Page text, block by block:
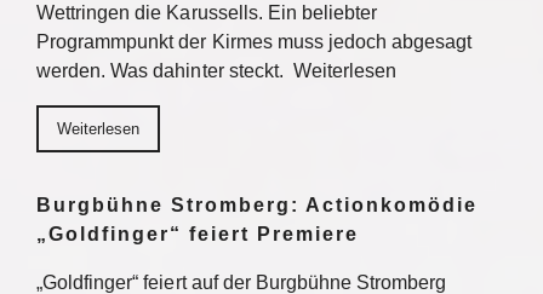
Wettringen die Karussells. Ein beliebter
Programmpunkt der Kirmes muss jedoch abgesagt
werden. Was dahinter steckt. Weiterlesen
Weiterlesen
Burgbühne Stromberg: Actionkomödie
„Goldfinger“ feiert Premiere
„Goldfinger“ feiert auf der Burgbühne Stromberg